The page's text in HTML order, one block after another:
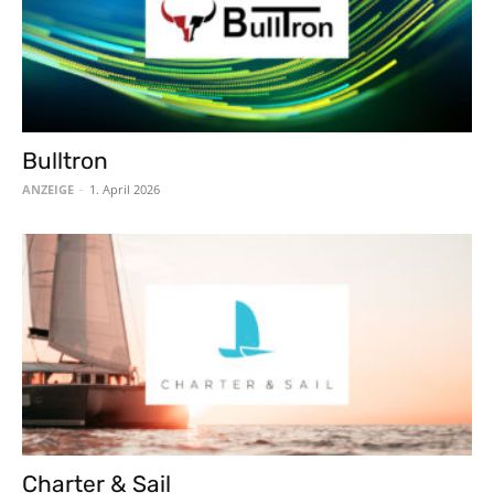
Bulltron
ANZEIGE - 1. April 2026
Charter & Sail